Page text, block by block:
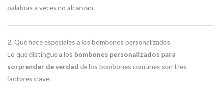
palabras a veces no alcanzan.
2. Qué hace especiales a los bombones personalizados
Lo que distingue a los bombones personalizados para
sorprender de verdad de los bombones comunes son tres
factores clave: